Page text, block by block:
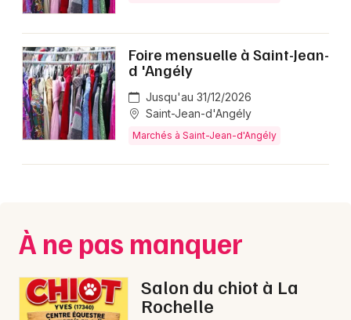
Newsletter des sorties
Foire mensuelle à Saint-Jean-
d 'Angély
Jusqu'au 31/12/2026
Saint-Jean-d'Angély
Marchés à Saint-Jean-d'Angély
À ne pas manquer
Salon du chiot à La
Rochelle